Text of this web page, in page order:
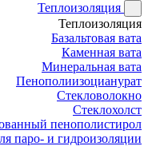
Теплоизоляция
Теплоизоляция
Базальтовая вата
Каменная вата
Минеральная вата
Пенополиизоцианурат
Стекловолокно
Стеклохолст
пенополистирол
паро- и гидроизоляции